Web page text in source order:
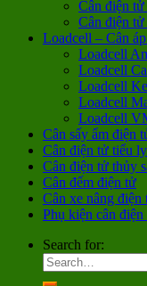
Cân điện
Cân điện
Loadcell – Cân
Loadcell
Loadcell
Loadcell
Loadcell
Loadcell
Cân sấy ẩm điện
Cân điện tử tiểu ly
Cân điện tử thủy
Cân đếm điện tử
Cân xe nâng điện
Phụ kiện cân điện
Search for: